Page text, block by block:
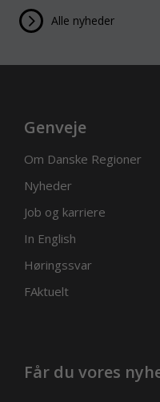
Alle nyheder
Genveje
Om Danske Regioner
Nyheder
Job og karriere
In English
Høringssvar
FAktuelt
Får du vores